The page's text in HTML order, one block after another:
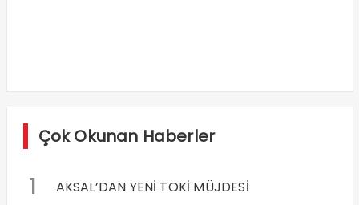
Çok Okunan Haberler
1 AKSAL’DAN YENİ TOKİ MÜJDESİ